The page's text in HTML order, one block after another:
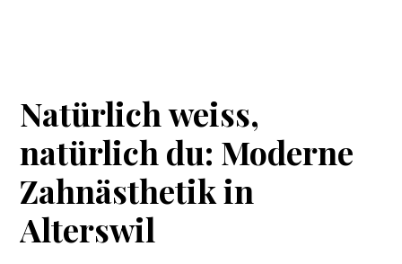
Natürlich weiss,
natürlich du: Moderne
Zahnästhetikin
Alterswil